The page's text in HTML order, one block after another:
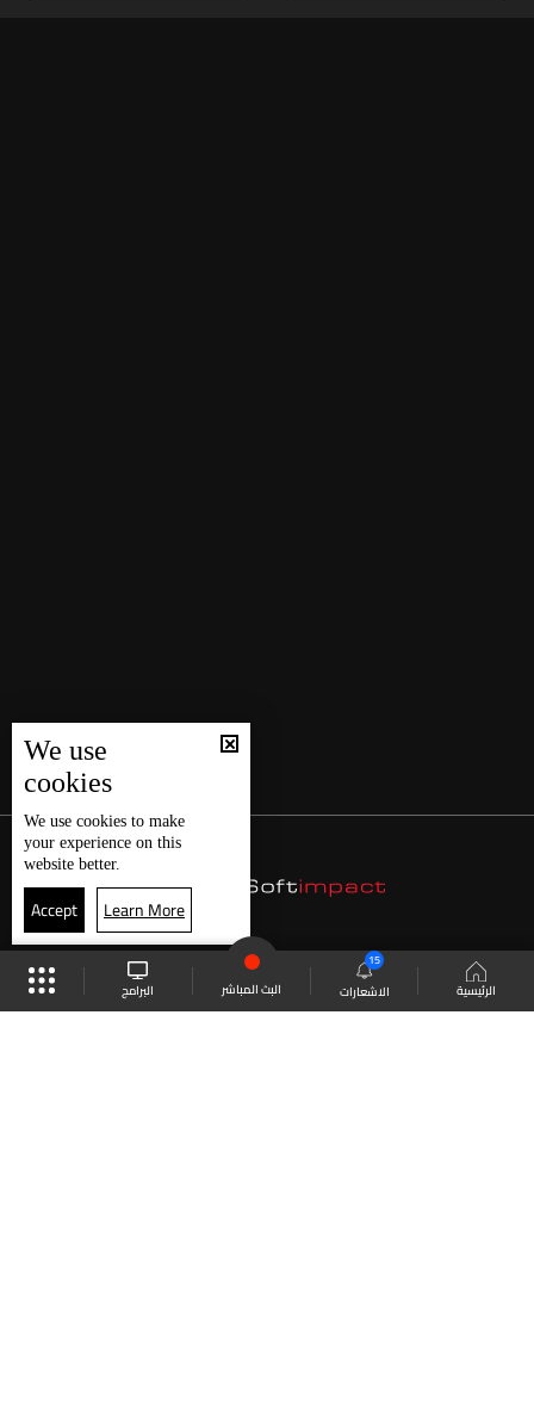
الرئيسية الاشعارات
15
البث المباشر البرامج
We use
cookies
We use cookies to make
your experience on this
website better.
Accept Learn More
موقع البرامج الجدول البث المباشر